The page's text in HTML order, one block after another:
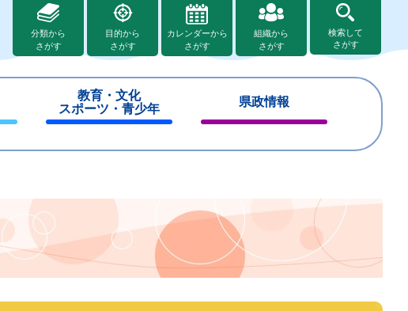
分類から
さがす
目的から
さがす
カレンダーから
さがす
組織から
さがす
検索して
さがす
教育・文化
スポーツ・青少年
じ
県政情報
じ